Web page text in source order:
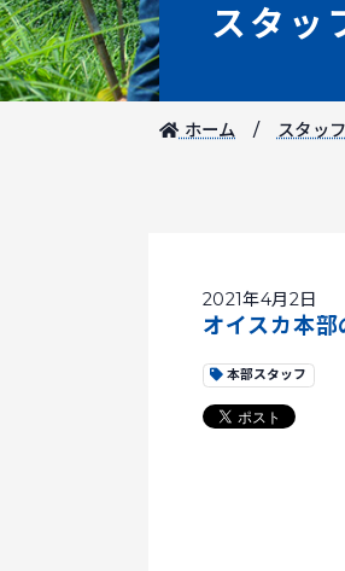
スタッ
ホーム スタッ
2021年4月2日
オイスカ本
本部スタッフ